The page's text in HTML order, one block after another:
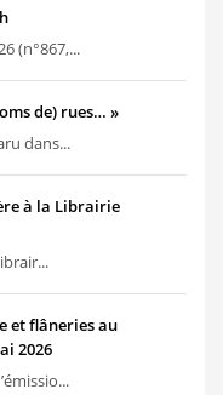
(n°867,...
de) rues… »
dans...
à la Librairie
et flâneries au
2026